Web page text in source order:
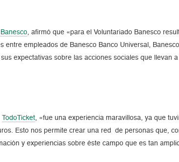
, afirmó que «para el Voluntariado Banesco
entre empleados de Banesco Banco Universal,
expectativas sobre las acciones sociales que llevan a
TodoTicket , «fue una experiencia maravillosa, ya que
Esto nos permite crear una red de personas que,
y experiencias sobre éste campo que es tan